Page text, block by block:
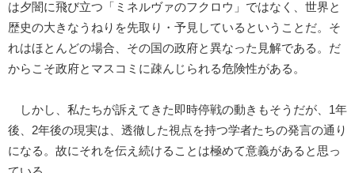
は夕闇に飛び立つ「ミネルヴァのフクロウ」ではなく、世界と
歴史の大きなうねりを先取り・予見しているということだ。そ
れはほとんどの場合、その国の政府と異なった見解である。だ
からこそ政府とマスコミに疎んじられる危険性がある。
しかし、私たちが訴えてきた即時停戦の動きもそうだが、1年
後、2年後の現実は、透徹した視点を持つ学者たちの発言の通り
になる。故にそれを伝え続けることは極めて意義があると思っ